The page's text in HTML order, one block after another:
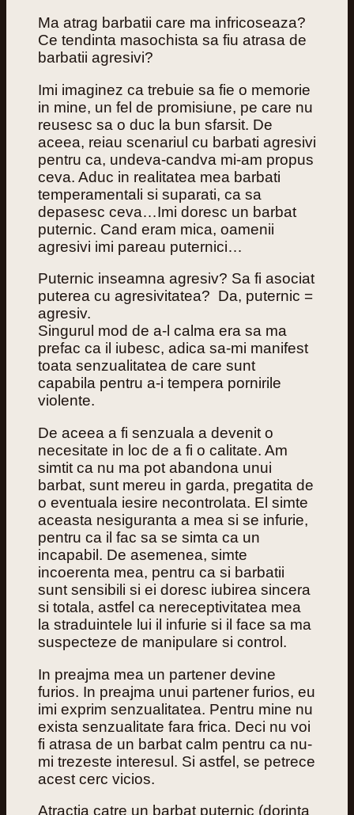
Ma atrag barbatii care ma infricoseaza?
Ce tendinta masochista sa fiu atrasa de
barbatii agresivi?
Imi imaginez ca trebuie sa fie o memorie
in mine, un fel de promisiune, pe care nu
reusesc sa o duc la bun sfarsit. De
aceea, reiau scenariul cu barbati agresivi
pentru ca, undeva-candva mi-am propus
ceva. Aduc in realitatea mea barbati
temperamentali si suparati, ca sa
depasesc ceva…Imi doresc un barbat
puternic. Cand eram mica, oamenii
agresivi imi pareau puternici…
Puternic inseamna agresiv? Sa fi asociat
puterea cu agresivitatea? Da, puternic =
agresiv.
Singurul mod de a-l calma era sa ma
prefac ca il iubesc, adica sa-mi manifest
toata senzualitatea de care sunt
capabila pentru a-i tempera pornirile
violente.
De aceea a fi senzuala a devenit o
necesitate in loc de a fi o calitate. Am
simtit ca nu ma pot abandona unui
barbat, sunt mereu in garda, pregatita de
o eventuala iesire necontrolata. El simte
aceasta nesiguranta a mea si se infurie,
pentru ca il fac sa se simta ca un
incapabil. De asemenea, simte
incoerenta mea, pentru ca si barbatii
sunt sensibili si ei doresc iubirea sincera
si totala, astfel ca nereceptivitatea mea
la straduintele lui il infurie si il face sa ma
suspecteze de manipulare si control.
In preajma mea un partener devine
furios. In preajma unui partener furios, eu
imi exprim senzualitatea. Pentru mine nu
exista senzualitate fara frica. Deci nu voi
fi atrasa de un barbat calm pentru ca nu-
mi trezeste interesul. Si astfel, se petrece
acest cerc vicios.
Atractia catre un barbat puternic (dorinta